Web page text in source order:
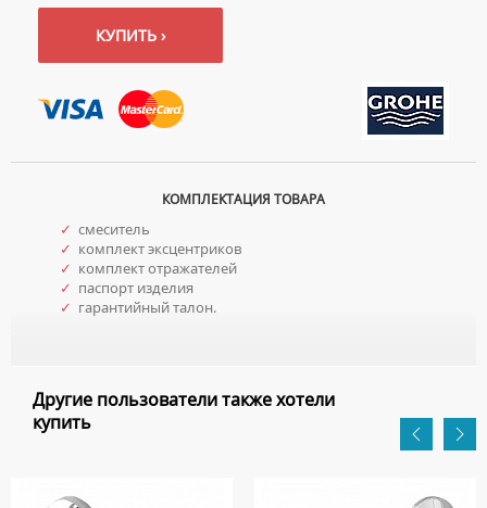
КУПИТЬ ›
КОМПЛЕКТАЦИЯ ТОВАРА
✓ смеситель
✓ комплект эксцентриков
✓ комплект отражателей
✓ паспорт изделия
✓ гарантийный талон.
Другие пользователи также хотели
купить